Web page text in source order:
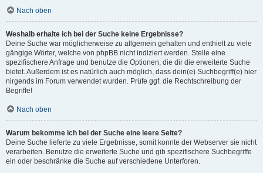
Nach oben
Weshalb erhalte ich bei der Suche keine Ergebnisse?
Deine Suche war möglicherweise zu allgemein gehalten und enthielt zu viele
gängige Wörter, welche von phpBB nicht indiziert werden. Stelle eine
spezifischere Anfrage und benutze die Optionen, die dir die erweiterte Suche
bietet. Außerdem ist es natürlich auch möglich, dass dein(e) Suchbegriff(e) hier
nirgends im Forum verwendet wurden. Prüfe ggf. die Rechtschreibung der
Begriffe!
Nach oben
Warum bekomme ich bei der Suche eine leere Seite?
Deine Suche lieferte zu viele Ergebnisse, somit konnte der Webserver sie nicht
verarbeiten. Benutze die erweiterte Suche und gib spezifischere Suchbegriffe
ein oder beschränke die Suche auf verschiedene Unterforen.